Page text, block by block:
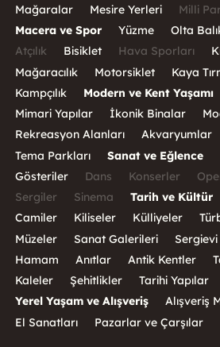
Mağaralar
Mesire Yerleri Milli
Macera ve Spor
Yüzme Olta
Atçılık
Bisiklet Hava Sporları
Mağaracılık
Motorsiklet Kaya
Kampçılık
Modern ve Kent Yaşamı
Mimari Yapılar
İkonik Binalar
Rekreasyon Alanları
Akvaryumlar
Tema Parkları
Sanat ve Eğlence
Gösteriler
Dans Konserler
Sergiler
Sinema Tarih ve Kültür
Camiler
Kiliseler Külliyeler
Müzeler
Sanat Galerileri Sergievi
Hamam
Anıtlar Antik Kentler
Kaleler
Şehitlikler Tarihi Yapılar
Yerel Yaşam ve Alışveriş
Alışveriş
El Sanatları
Pazarlar ve Çarşılar